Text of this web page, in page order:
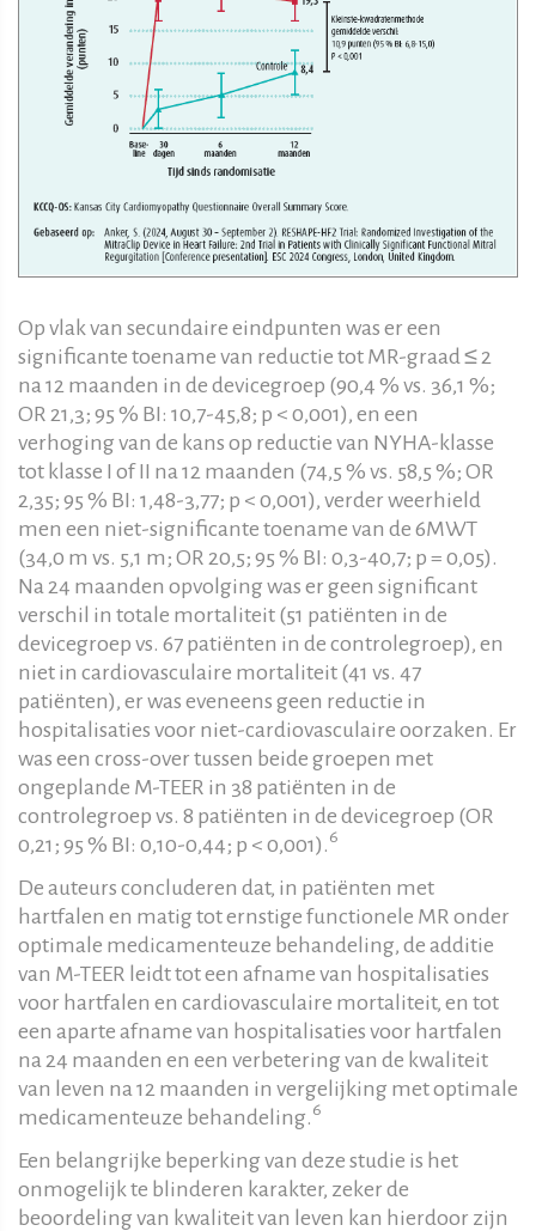
Op vlak van secundaire eindpunten was er een
significante toename van reductie tot MR-graad ≤ 2
na 12 maanden in de devicegroep (90,4 % vs. 36,1 %;
OR 21,3; 95 % BI: 10,7-45,8; p < 0,001), en een
verhoging van de kans op reductie van NYHA-klasse
tot klasse I of II na 12 maanden (74,5 % vs. 58,5 %; OR
2,35; 95 % BI: 1,48-3,77; p < 0,001), verder weerhield
men een niet-significante toename van de 6MWT
(34,0 m vs. 5,1 m; OR 20,5; 95 % BI: 0,3-40,7; p = 0,05).
Na 24 maanden opvolging was er geen significant
verschil in totale mortaliteit (51 patiënten in de
devicegroep vs. 67 patiënten in de controlegroep), en
niet in cardiovasculaire mortaliteit (41 vs. 47
patiënten), er was eveneens geen reductie in
hospitalisaties voor niet-cardiovasculaire oorzaken. Er
was een cross-over tussen beide groepen met
ongeplande M-TEER in 38 patiënten in de
controlegroep vs. 8 patiënten in de devicegroep (OR
0,21; 95 % BI: 0,10-0,44; p < 0,001). 6
De auteurs concluderen dat, in patiënten met
hartfalen en matig tot ernstige functionele MR onder
optimale medicamenteuze behandeling, de additie
van M-TEER leidt tot een afname van hospitalisaties
voor hartfalen en cardiovasculaire mortaliteit, en tot
een aparte afname van hospitalisaties voor hartfalen
na 24 maanden en een verbetering van de kwaliteit
van leven na 12 maanden in vergelijking met optimale
medicamenteuze behandeling. 6
Een belangrijke beperking van deze studie is het
onmogelijk te blinderen karakter, zeker de
beoordeling van kwaliteit van leven kan hierdoor zijn